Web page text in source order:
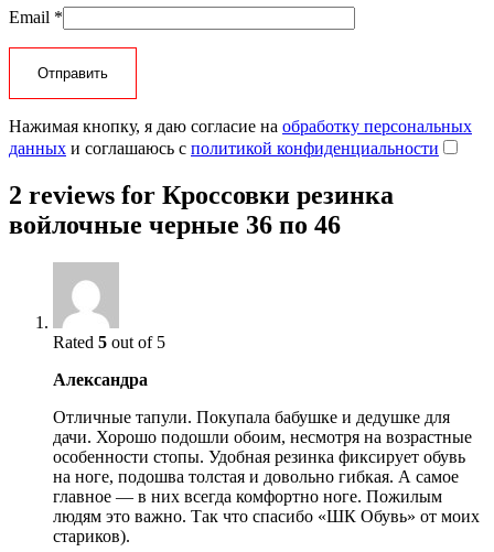
Email *
Нажимая кнопку, я даю согласие на обработку персональных
данных и соглашаюсь с политикой конфиденциальности
2 reviews for Кроссовки резинка
войлочные черные 36 по 46
Rated 5 out of 5
Александра
Отличные тапули. Покупала бабушке и дедушке для
дачи. Хорошо подошли обоим, несмотря на возрастные
особенности стопы. Удобная резинка фиксирует обувь
на ноге, подошва толстая и довольно гибкая. А самое
главное — в них всегда комфортно ноге. Пожилым
людям это важно. Так что спасибо «ШК Обувь» от моих
стариков).